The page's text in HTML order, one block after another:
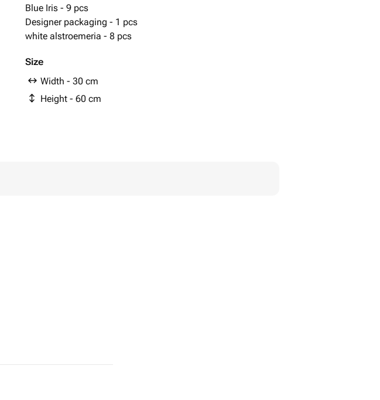
Blue Iris - 9 pcs
Designer packaging - 1 pcs
white alstroemeria - 8 pcs
Size
Width - 30 cm
Height - 60 cm